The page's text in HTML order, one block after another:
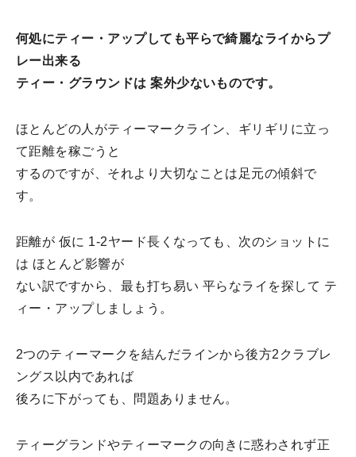
何処にティー・アップしても平らで綺麗なライからプ
レー出来る
ティー・グラウンドは 案外少ないものです。
ほとんどの人がティーマークライン、ギリギリに立っ
て距離を稼ごうと
するのですが、それより大切なことは足元の傾斜で
す。
距離が 仮に 1-2ヤード長くなっても、次のショットに
は ほとんど影響が
ない訳ですから、最も打ち易い 平らなライを探して テ
ィー・アップしましょう。
2つのティーマークを結んだラインから後方2クラブレ
ングス以内であれば
後ろに下がっても、問題ありません。
ティーグランドやティーマークの向きに惑わされず正